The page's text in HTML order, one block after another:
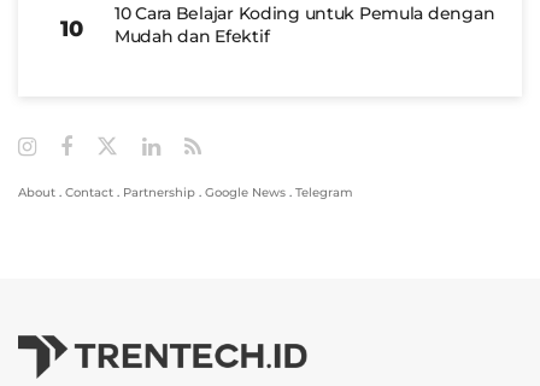
10 Cara Belajar Koding untuk Pemula dengan
Mudah dan Efektif
About . Contact . Partnership . Google News . Telegram